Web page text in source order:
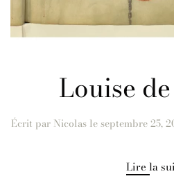
Louise
Écrit par Nicolas leseptembre 25,
Lire la